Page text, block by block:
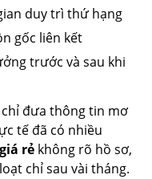
duy trì thứ hạng
gốc liên kết
trước và sau khi
đưa thông tin mơ
tế đã có nhiều
rẻ không rõ hồ sơ,
chỉ sau vài tháng.